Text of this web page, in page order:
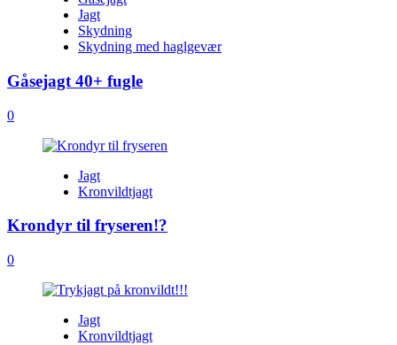
Jagt
Skydning
Skydning med haglgevær
Gåsejagt 40+ fugle
0
Jagt
Kronvildtjagt
Krondyr til fryseren!?
0
Jagt
Kronvildtjagt